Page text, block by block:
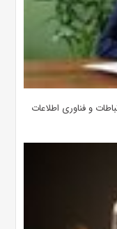
و فناوری اطلاعات